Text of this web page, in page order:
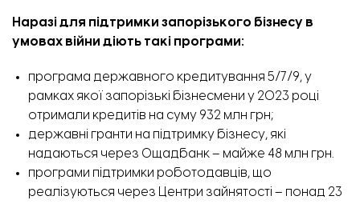
Наразі для підтримки запорізького бізнесу в
умовах війни діють такі програми:
програма державного кредитування 5/7/9, у
рамках якої запорізькі бізнесмени у 2023 році
отримали кредитів на суму 932 млн грн;
державні гранти на підтримку бізнесу, які
надаються через Ощадбанк – майже 48 млн грн.
програми підтримки роботодавців, що
реалізуються через Центри зайнятості – понад 23